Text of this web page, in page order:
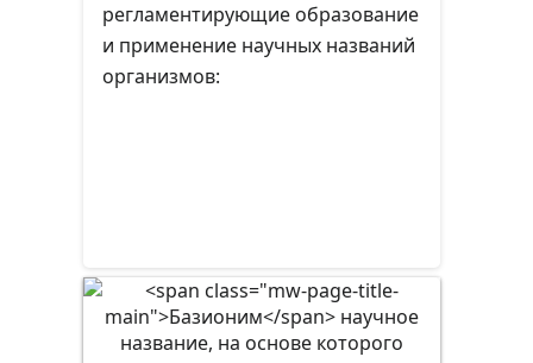
регламентирующие образование
и применение научных названий
организмов: